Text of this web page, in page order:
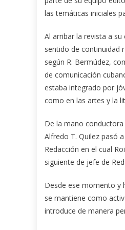
las temáticas iniciales
Al arribar la revista a
sentido de continuidad
según R. Bermúdez,
de comunicación
estaba integrado por
como en las artes y la
De la mano
Alfredo T. Quilez pasó
Redacción en el cual
siguiente de jefe de
Desde ese momento y
se mantiene como
introduce de manera